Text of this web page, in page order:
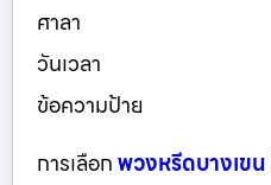
ศาลา
วันเวลา
ข้อความป้าย
การเลือกพวงหรีดบางเขน